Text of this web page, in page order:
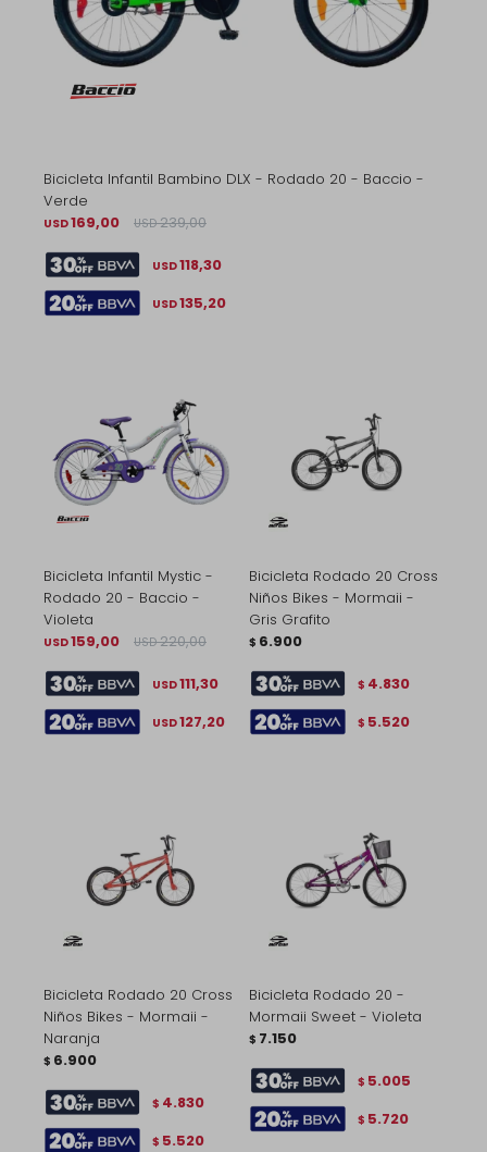
Bicicleta Infantil Bambino DLX - Rodado 20 - Baccio -
Verde
USD169,00 USD 239,00
USD118,30
USD135,20
Bicicleta Infantil Mystic -
Rodado 20 - Baccio -
Violeta
USD159,00 USD 220,00
USD111,30
USD127,20
Bicicleta Rodado 20 Cross
Niños Bikes - Mormaii -
Gris Grafito
$ 6.900
$ 4.830
$ 5.520
Bicicleta Rodado 20 Cross
Niños Bikes - Mormaii -
Naranja
$ 6.900
$ 4.830
$ 5.520
Bicicleta Rodado 20 -
Mormaii Sweet - Violeta
$ 7.150
$ 5.005
$ 5.720